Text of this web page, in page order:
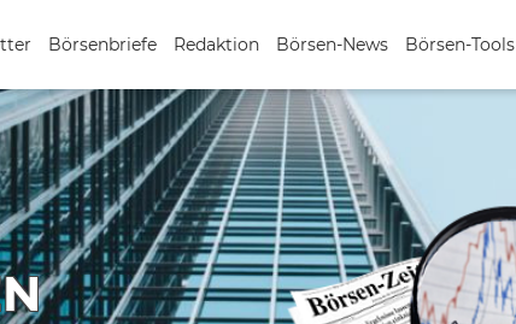
Börsenbriefe Redaktion Börsen-News Börsen-Tools